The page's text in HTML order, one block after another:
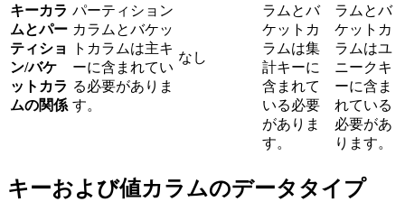
キーカラ
ムとパー
ティショ
ン/バケ
ットカラ
ムの関係
パーティション
カラムとバケッ
トカラムは主キ
ーに含まれてい
る必要がありま
す。
なし
ラムとバ
ケットカ
ラムは集
計キーに
含まれて
いる必要
がありま
す。
ラムとバ
ケットカ
ラムはユ
ニークキ
ーに含ま
れている
必要があ
ります。
キーおよび値カラムのデータタイプ